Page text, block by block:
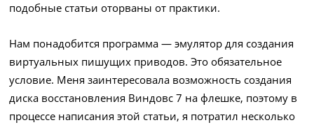
подобные статьи оторваны от практики.
Нам понадобится программа — эмулятор для создания
виртуальных пишущих приводов. Это обязательное
условие. Меня заинтересовала возможность создания
диска восстановления Виндовс 7 на флешке, поэтому в
процессе написания этой статьи, я потратил несколько